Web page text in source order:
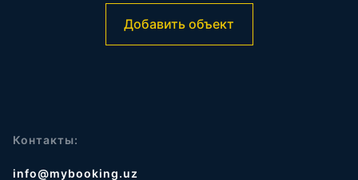
Добавить объект
Контакты:
info@mybooking.uz